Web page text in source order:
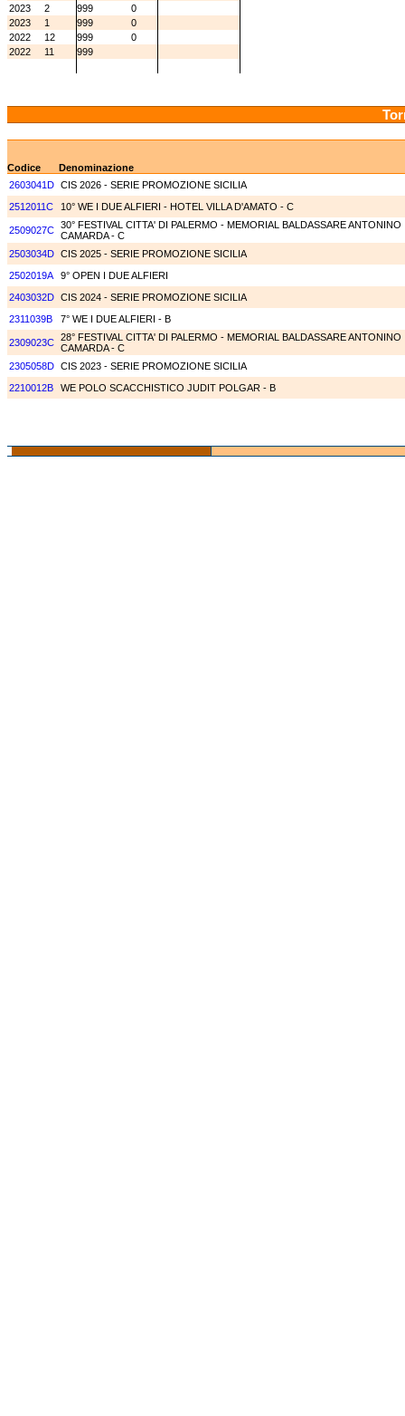
2023
2 999
0
2023
1 999
0
2022
12 999
0
2022
11 999
Codice
Denominazione
2603041D CIS 2026 - SERIE PROMOZIONE SICILIA
2512011C
10° WE I DUE ALFIERI - HOTEL VILLA D'AMATO - C
2509027C 30° FESTIVAL CITTA' DI PALERMO - MEMORIAL BALDASSARE ANTONINO
CAMARDA - C
2503034D CIS 2025 - SERIE PROMOZIONE SICILIA
2502019A
9° OPEN I DUE ALFIERI
2403032D CIS 2024 - SERIE PROMOZIONE SICILIA
2311039B
7° WE I DUE ALFIERI - B
2309023C 28° FESTIVAL CITTA' DI PALERMO - MEMORIAL BALDASSARE ANTONINO
CAMARDA - C
2305058D CIS 2023 - SERIE PROMOZIONE SICILIA
2210012B
WE POLO SCACCHISTICO JUDIT POLGAR - B